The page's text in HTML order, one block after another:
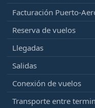
Facturación Puerto-
Reserva de vuelos
Llegadas
Salidas
Conexión de vuelos
Transporte entre